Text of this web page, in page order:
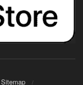
Sitemap